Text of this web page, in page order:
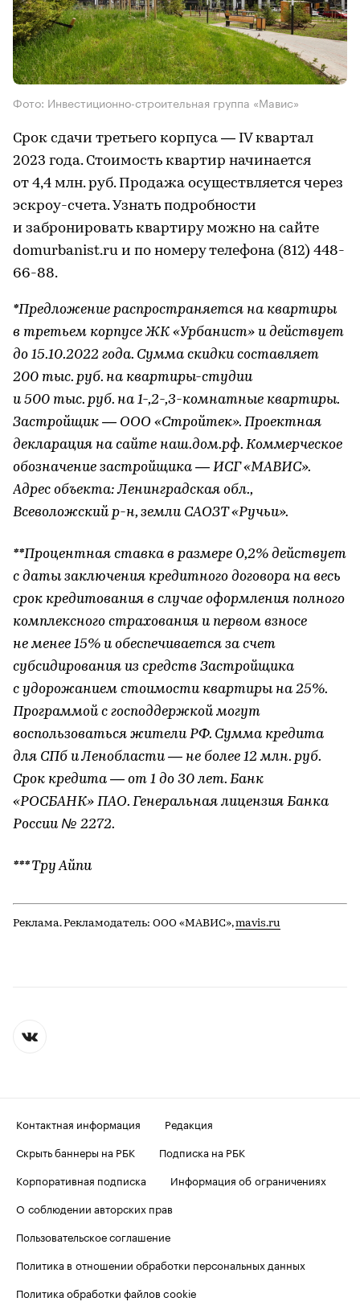
Фото: Инвестиционно-строительная группа «Мавис»
Срок сдачи третьего корпуса — IV квартал
2023 года. Стоимость квартир начинается
от 4,4 млн. руб. Продажа осуществляется через
эскроу-счета. Узнать подробности
и забронировать квартиру можно на сайте
domurbanist.ru и по номеру телефона (812) 448-
66-88.
*Предложение распространяется на квартиры
в третьем корпусе ЖК «Урбанист» и действует
до 15.10.2022 года. Сумма скидки составляет
200 тыс. руб. на квартиры-студии
и 500 тыс. руб. на 1-,2-,3-комнатные квартиры.
Застройщик — ООО «Стройтек». Проектная
декларация на сайте наш.дом.рф. Коммерческое
обозначение застройщика — ИСГ «МАВИС».
Адрес объекта: Ленинградская обл.,
Всеволожский р-н, земли САОЗТ «Ручьи».
**Процентная ставка в размере 0,2% действует
с даты заключения кредитного договора на весь
срок кредитования в случае оформления полного
комплексного страхования и первом взносе
не менее 15% и обеспечивается за счет
субсидирования из средств Застройщика
с удорожанием стоимости квартиры на 25%.
Программой с господдержкой могут
воспользоваться жители РФ. Сумма кредита
для СПб и Ленобласти — не более 12 млн. руб.
Срок кредита — от 1 до 30 лет. Банк
«РОСБАНК» ПАО. Генеральная лицензия Банка
России № 2272.
***Тру Айпи
Реклама. Рекламодатель: ООО «МАВИС»,mavis.ru
Контактная информация
Редакция
Скрыть баннеры на РБК
Подписка на РБК
Корпоративная подписка
Информация об ограничениях
О соблюдении авторских прав
Пользовательское соглашение
Политика в отношении обработки персональных данных
Политика обработки файлов cookie